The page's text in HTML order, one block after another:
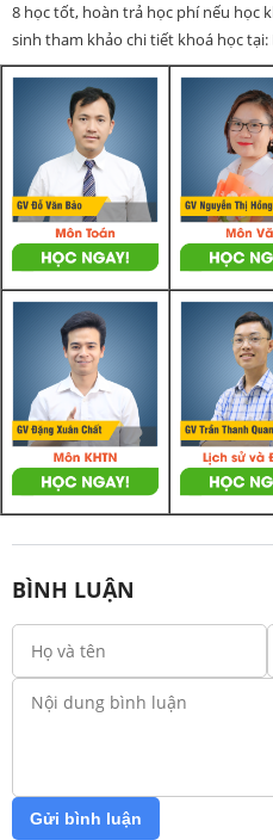
8 học tốt, hoàn trả học phí nếu học
sinh tham khảo chi tiết khoá học tại:
BÌNH LUẬN
Gửi bình luận